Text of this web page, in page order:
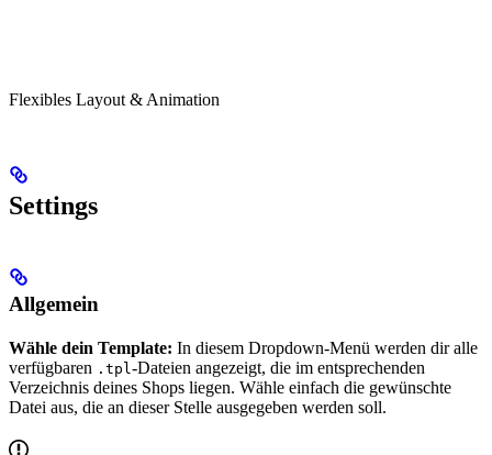
Flexibles Layout & Animation
Settings
Allgemein
Wähle dein Template: In diesem Dropdown-Menü werden dir alle
verfügbaren .tpl-Dateien angezeigt, die im entsprechenden
Verzeichnis deines Shops liegen. Wähle einfach die gewünschte
Datei aus, die an dieser Stelle ausgegeben werden soll.